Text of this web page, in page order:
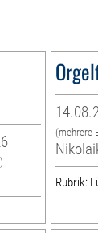
(mehrere
Rubrik: